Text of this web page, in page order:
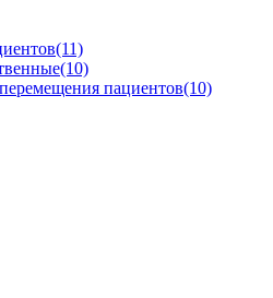
(11)
(10)
пациентов(10)